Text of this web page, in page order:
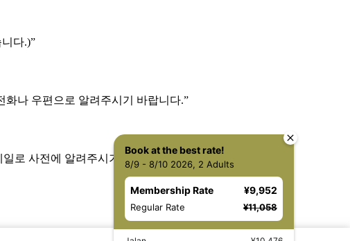
다.)”
나 우편으로 알려주시기 바랍니다.”
로 사전에 알려주시기 바랍니다.”
Book at the best rate!
8/9 - 8/10 2026, 2 Adults
Membership Rate ¥9,952
Regular Rate ¥11,058